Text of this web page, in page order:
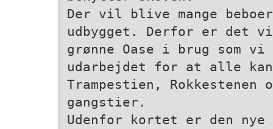
Der vil blive mange
udbygget. Derfor er det
grønne Oase i brug som
udarbejdet for at alle
Trampestien, Rokkestenen
gangstier.
Udenfor kortet er den